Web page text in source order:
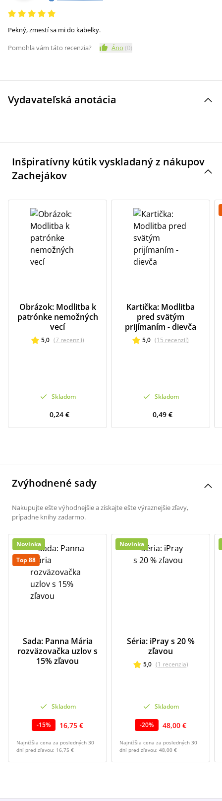
Pekný, zmestí sa mi do kabelky.
Pomohla vám táto recenzia?
Áno (0)
Vydavateľská anotácia
Inšpiratívny kútik vyskladaný z nákupov
Zachejákov
Obrázok: Modlitba k
patrónke nemožných
vecí
5,0 (7 recenzií)
Skladom
0,24 €
Kartička: Modlitba
pred svätým
prijímaním - dievča
5,0 (15 recenzií)
Skladom
0,49 €
Zvýhodnené sady
Nakupujte ešte výhodnejšie a získajte ešte výraznejšie zľavy,
prípadne knihy zadarmo.
Novinka
Top 88
Sada: Panna Mária
rozväzovačka uzlov s
15% zľavou
Skladom
-15% 16,75 €
Najnižšia cena za posledných 30
dní pred zľavou: 16,75 €
Novinka
Séria: iPray s 20 %
zľavou
5,0 (1 recenzia)
Skladom
-20% 48,00 €
Najnižšia cena za posledných 30
dní pred zľavou: 48,00 €